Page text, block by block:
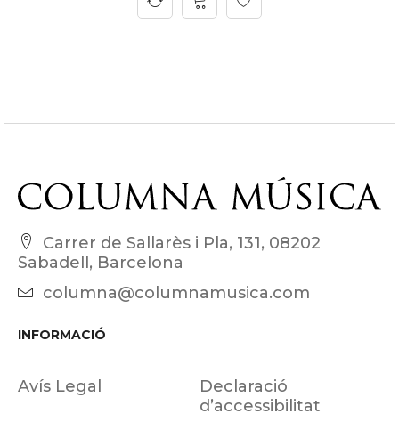
Carrer de Sallarès i Pla, 131, 08202
Sabadell, Barcelona
columna@columnamusica.com
INFORMACIÓ
Avís Legal
Declaració
d’accessibilitat